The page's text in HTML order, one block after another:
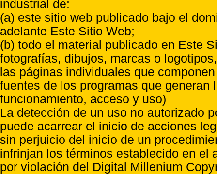
industrial de:
(a) este sitio web publicado bajo el
adelante Este Sitio Web;
(b) todo el material publicado en Este
fotografías, dibujos, marcas o
las páginas individuales que
fuentes de los programas que
funcionamiento, acceso y uso)
La detección de un uso no autorizado
puede acarrear el inicio de acciones
sin perjuicio del inicio de un
infrinjan los términos establecido en el
por violación del Digital Millenium